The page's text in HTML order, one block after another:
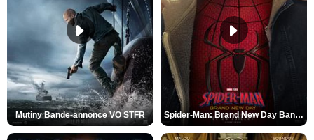
Mutiny Bande-annonce VO STFR Spider-Man: Brand New Day Bande-annonce VO STFR